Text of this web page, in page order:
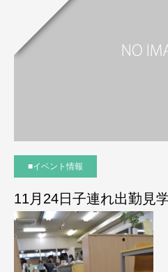
■イベント情報
11月24日子連れ出勤見